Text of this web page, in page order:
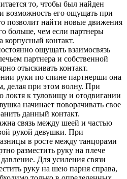
то, чтобы был найден
возможность его ощущать при
позволит найти новые движения
больше, чем если партнеры
корпусный контакт.
ощущать взаимосвязь
партнера и собственной
отыскивать контакт.
руки по спине партнерши она
делая при этом волну. При
локтя к туловищу и отодвигании
начинает поворачивать свое
данный контакт.
связь между шеей и частью
рукой девушки. При
в росте между танцорами
разместить руку на плече
Для усиления связи
руку на шею парня справа,